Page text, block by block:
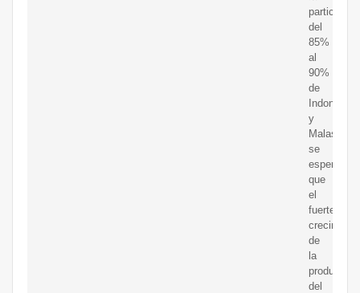
del
85%
al
90%
de
Indonesia
y
Malasia,
se
espera
que
el
fuerte
de
la
producción
del